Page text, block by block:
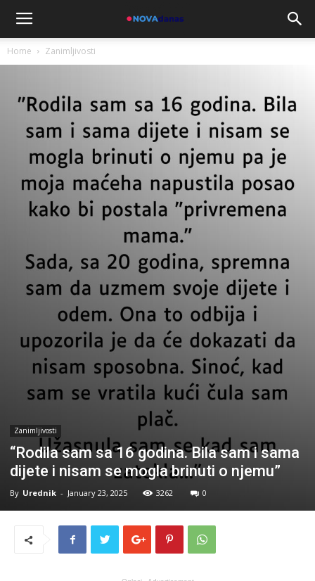
Home Zanimljivosti
Zanimljivosti
“Rodila sam sa 16 godina. Bila sam i sama
dijete i nisam se mogla brinuti o njemu”
By Urednik - January 23, 2025 3262 0